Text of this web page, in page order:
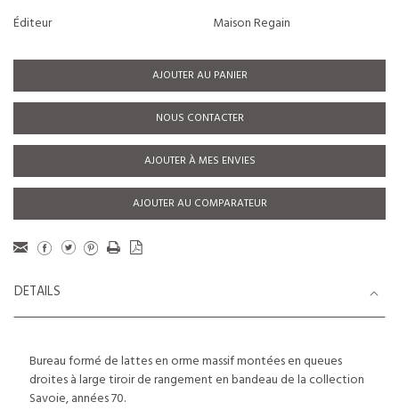
Éditeur
Maison Regain
AJOUTER AU PANIER
NOUS CONTACTER
AJOUTER À MES ENVIES
AJOUTER AU COMPARATEUR
DETAILS
Bureau formé de lattes en orme massif montées en queues
droites à large tiroir de rangement en bandeau de la collection
Savoie, années 70.